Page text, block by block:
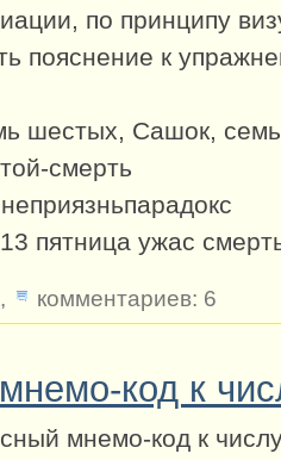
по принципу
пояснение к
шестых, Сашок,
смерть
пятница ужас
, комментариев: 6
код к
мнемо-код к